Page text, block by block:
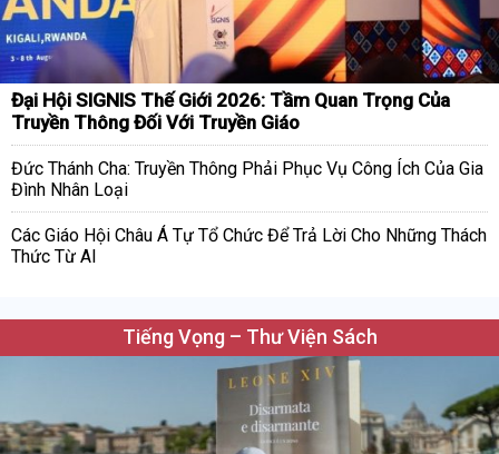
Đại Hội SIGNIS Thế Giới 2026: Tầm Quan Trọng Của
Truyền Thông Đối Với Truyền Giáo
Đức Thánh Cha: Truyền Thông Phải Phục Vụ Công Ích Của Gia
Đình Nhân Loại
Các Giáo Hội Châu Á Tự Tổ Chức Để Trả Lời Cho Những Thách
Thức Từ AI
Tiếng Vọng – Thư Viện Sách